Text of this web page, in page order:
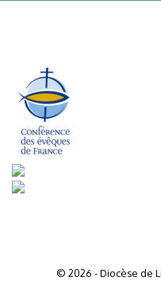
© 2026 - Diocèse de